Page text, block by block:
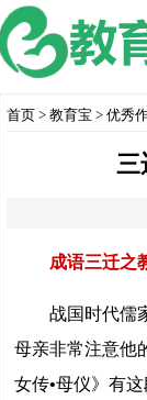
首页 > 教育宝 > 优秀
三
成语三迁之
战国时代儒
母亲非常注意他
女传•母仪》有这